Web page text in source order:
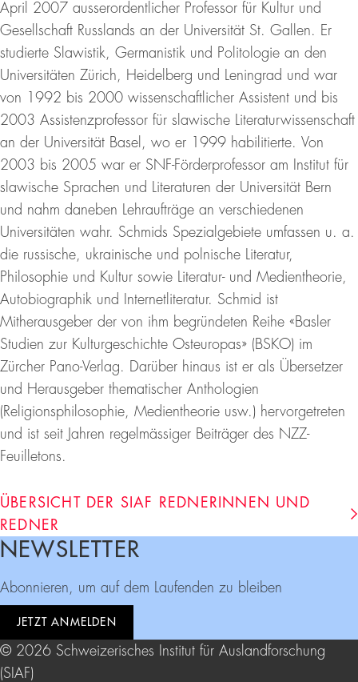
April 2007 ausserordentlicher Professor für Kultur und
Gesellschaft Russlands an der Universität St. Gallen. Er
studierte Slawistik, Germanistik und Politologie an den
Universitäten Zürich, Heidelberg und Leningrad und war
von 1992 bis 2000 wissenschaftlicher Assistent und bis
2003 Assistenzprofessor für slawische Literaturwissenschaft
an der Universität Basel, wo er 1999 habilitierte. Von
2003 bis 2005 war er SNF-Förderprofessor am Institut für
slawische Sprachen und Literaturen der Universität Bern
und nahm daneben Lehraufträge an verschiedenen
Universitäten wahr. Schmids Spezialgebiete umfassen u. a.
die russische, ukrainische und polnische Literatur,
Philosophie und Kultur sowie Literatur- und Medientheorie,
Autobiographik und Internetliteratur. Schmid ist
Mitherausgeber der von ihm begründeten Reihe «Basler
Studien zur Kulturgeschichte Osteuropas» (BSKO) im
Zürcher Pano-Verlag. Darüber hinaus ist er als Übersetzer
und Herausgeber thematischer Anthologien
(Religionsphilosophie, Medientheorie usw.) hervorgetreten
und ist seit Jahren regelmässiger Beiträger des NZZ-
Feuilletons.
ÜBERSICHT DER SIAF REDNERINNEN UND
REDNER
Footer
NEWSLETTER
Abonnieren, um auf dem Laufenden zu bleiben
JETZT ANMELDEN
© 2026 Schweizerisches Institut für Auslandforschung
(SIAF)